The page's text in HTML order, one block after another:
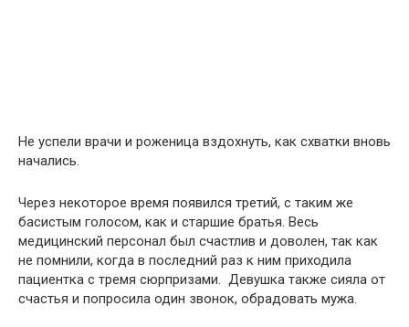
Не успели врачи и роженица вздохнуть, как схватки вновь
начались.
Через некоторое время появился третий, с таким же
басистым голосом, как и старшие братья. Весь
медицинский персонал был счастлив и доволен, так как
не помнили, когда в последний раз к ним приходила
пациентка с тремя сюрпризами. Девушка также сияла от
счастья и попросила один звонок, обрадовать мужа.